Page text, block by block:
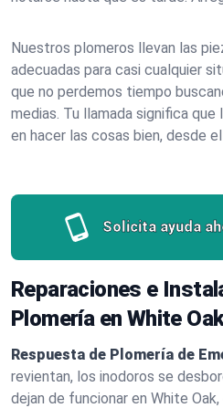
Nuestros plomeros llevan las
adecuadas para casi cualquier
que no perdemos tiempo
medias. Tu llamada significa
en hacer las cosas bien, desde
Solicita ayuda
Reparaciones e
Plomería en White
Respuesta de Plomería de
revientan, los inodoros se
dejan de funcionar en White